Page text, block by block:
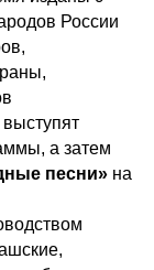
России
а затем
песни» на